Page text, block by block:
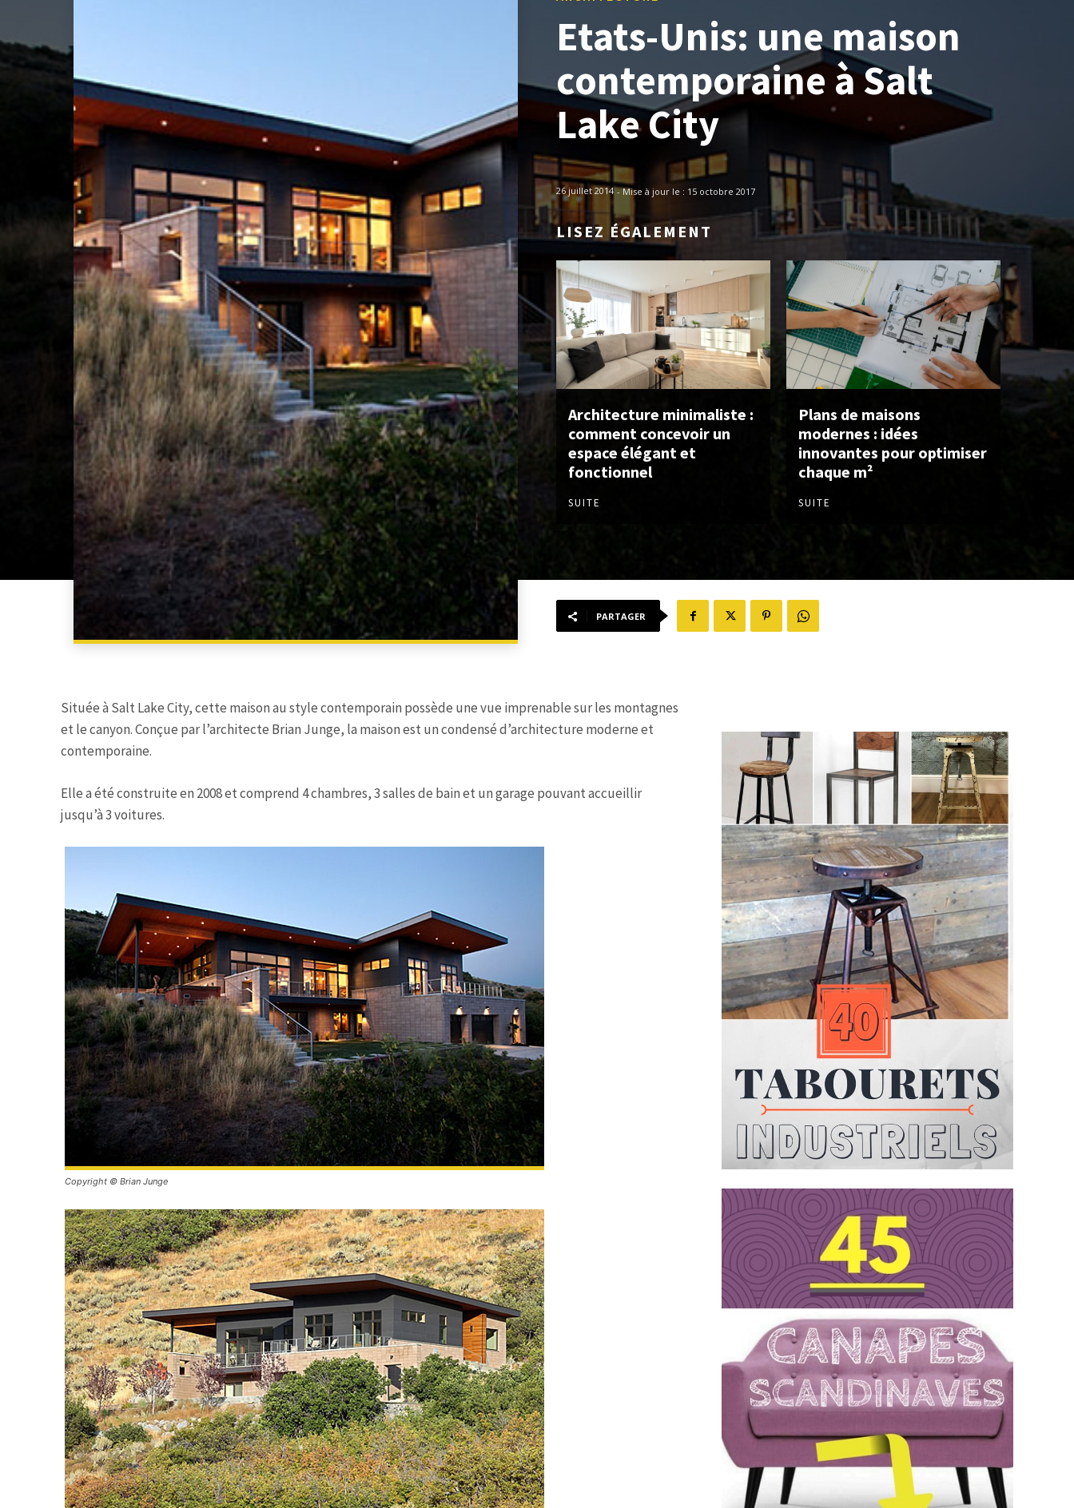
Etats-Unis: une maison
contemporaine à Salt
Lake City
26 juillet 2014 - Mise à jour le : 15 octobre 2017
LISEZ ÉGALEMENT
Architecture minimaliste :
comment concevoir un
espace élégant et
fonctionnel
SUITE
Plans de maisons
modernes : idées
innovantes pour optimiser
chaque m²
SUITE
PARTAGER
Située à Salt Lake City, cette maison au style contemporain possède une vue imprenable sur les montagnes
et le canyon. Conçue par l’architecte Brian Junge, la maison est un condensé d’architecture moderne et
contemporaine.
Elle a été construite en 2008 et comprend 4 chambres, 3 salles de bain et un garage pouvant accueillir
jusqu’à 3 voitures.
Copyright © Brian Junge